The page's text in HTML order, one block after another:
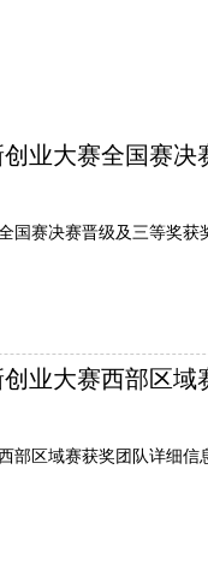
业大赛全国赛
赛决赛晋级及三等奖获
业大赛西部区域
部区域赛获奖团队详细信